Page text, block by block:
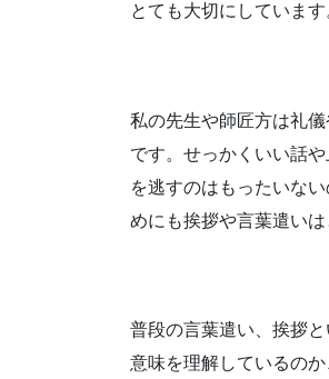
とても大切にしています
私の先生や師匠方は礼
です。 せっかくいい話や
を逃すのは もったいない
めにも挨拶や言葉遣いは
普段の言葉遣い、挨拶
意味を理解しているのか